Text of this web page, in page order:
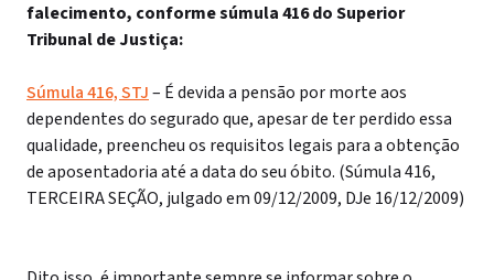
falecimento, conforme súmula 416 do Superior
Tribunal de Justiça:
Súmula 416, STJ– É devida a pensão por morte aos
dependentes do segurado que, apesar de ter perdido essa
qualidade, preencheu os requisitos legais para a obtenção
de aposentadoria até a data do seu óbito. (Súmula 416,
TERCEIRA SEÇÃO, julgado em 09/12/2009, DJe 16/12/2009)